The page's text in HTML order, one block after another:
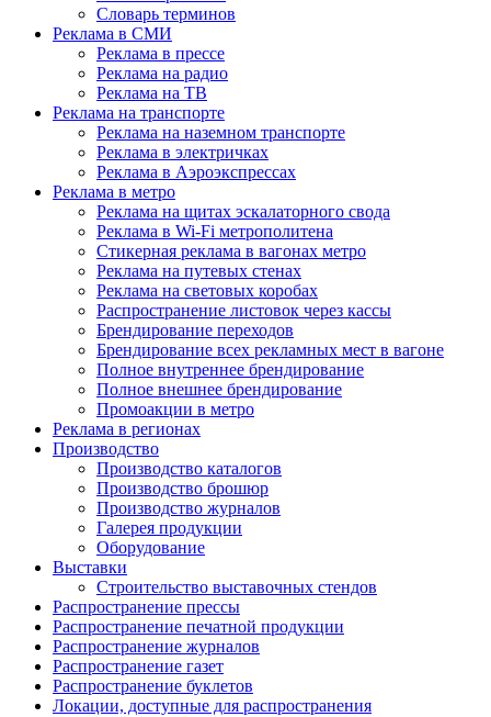
Словарь терминов
Реклама в СМИ
Реклама в прессе
Реклама на радио
Реклама на ТВ
Реклама на транспорте
Реклама на наземном транспорте
Реклама в электричках
Реклама в Аэроэкспрессах
Реклама в метро
Реклама на щитах эскалаторного свода
Реклама в Wi-Fi метрополитена
Стикерная реклама в вагонах метро
Реклама на путевых стенах
Реклама на световых коробах
Распространение листовок через кассы
Брендирование переходов
Брендирование всех рекламных мест в вагоне
Полное внутреннее брендирование
Полное внешнее брендирование
Промоакции в метро
Реклама в регионах
Производство
Производство каталогов
Производство брошюр
Производство журналов
Галерея продукции
Оборудование
Выставки
Строительство выставочных стендов
Распространение прессы
Распространение печатной продукции
Распространение журналов
Распространение газет
Распространение буклетов
Локации, доступные для распространения